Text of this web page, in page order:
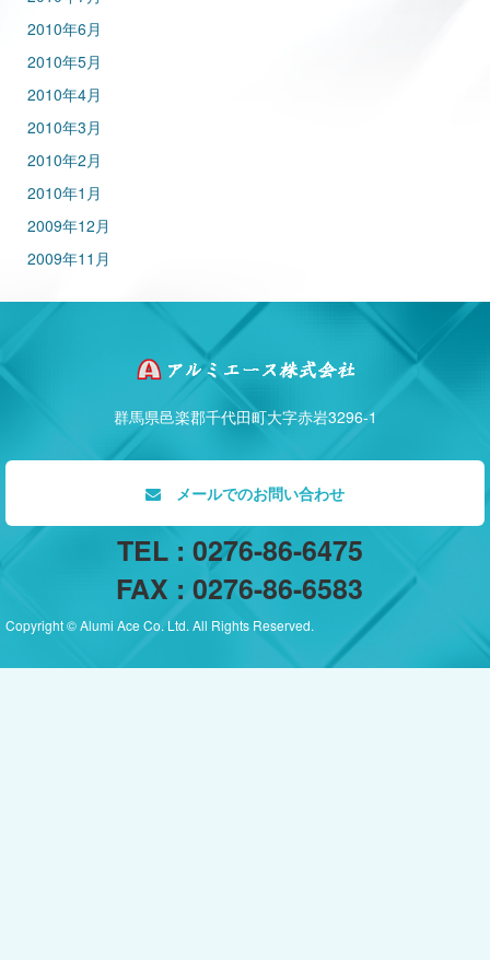
2010年6月
2010年5月
2010年4月
2010年3月
2010年2月
2010年1月
2009年12月
2009年11月
群馬県邑楽郡千代田町大字赤岩3296-1
メールでのお問い合わせ
TEL : 0276-86-6475
FAX : 0276-86-6583
Copyright © Alumi Ace Co. Ltd. All Rights Reserved.